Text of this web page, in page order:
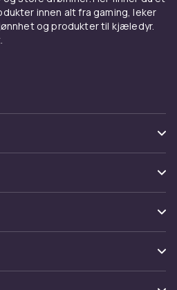
innen alt fra gaming, leker
og produkter til kjæledyr.